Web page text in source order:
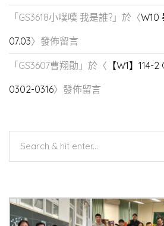
「 GS3618小噗噗 我是誰? 」於〈W10
07.03〉發佈留言
「 GS3607曹翔勛 」於〈 【W1】114-
0302-0316〉發佈留言